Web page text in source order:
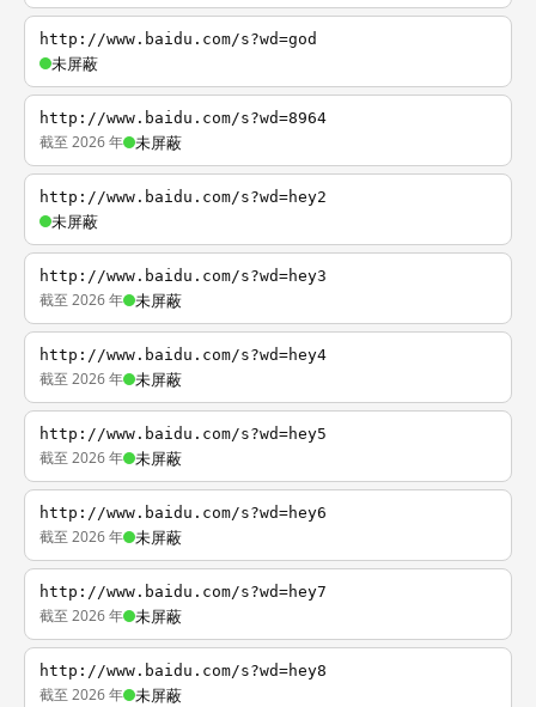
http://www.baidu.com/s?wd=god
未屏蔽
http://www.baidu.com/s?wd=8964
截至 2026 年 未屏蔽
http://www.baidu.com/s?wd=hey2
未屏蔽
http://www.baidu.com/s?wd=hey3
截至 2026 年 未屏蔽
http://www.baidu.com/s?wd=hey4
截至 2026 年 未屏蔽
http://www.baidu.com/s?wd=hey5
截至 2026 年 未屏蔽
http://www.baidu.com/s?wd=hey6
截至 2026 年 未屏蔽
http://www.baidu.com/s?wd=hey7
截至 2026 年 未屏蔽
http://www.baidu.com/s?wd=hey8
截至 2026 年 未屏蔽